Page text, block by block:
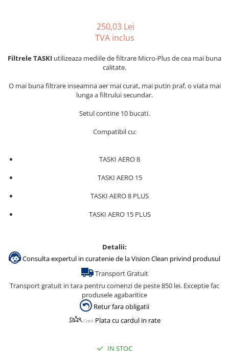
Gama de cosmetice hoteliere Sense
250,03 Lei
TVA inclus
Filtrele TASKI utilizeaza mediile de filtrare Micro-Plus de cea mai buna
calitate.
O mai buna filtrare inseamna aer mai curat, mai putin praf, o viata mai
lunga a filtrului secundar.
Setul contine 10 bucati.
Compatibil cu:
TASKI AERO 8
TASKI AERO 15
TASKI AERO 8 PLUS
TASKI AERO 15 PLUS
Detalii:
Consulta expertul in curatenie de la Vision Clean privind produsul
Transport Gratuit
Transport gratuit in tara pentru comenzi de peste 850 lei. Exceptie fac
produsele agabaritice
Retur fara obligatii
Plata cu cardul in rate
IN STOC